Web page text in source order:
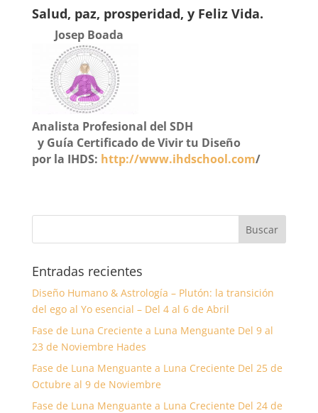
Salud, paz, prosperidad, y Feliz Vida.
Josep Boada
Analista Profesional del SDH
y Guía Certificado de Vivir tu Diseño
por la IHDS: http://www.ihdschool.com/
Entradas recientes
Diseño Humano & Astrología – Plutón: la transición
del ego al Yo esencial – Del 4 al 6 de Abril
Fase de Luna Creciente a Luna Menguante Del 9 al
23 de Noviembre Hades
Fase de Luna Menguante a Luna Creciente Del 25 de
Octubre al 9 de Noviembre
Fase de Luna Menguante a Luna Creciente Del 24 de